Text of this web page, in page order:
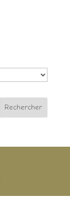
Rechercher